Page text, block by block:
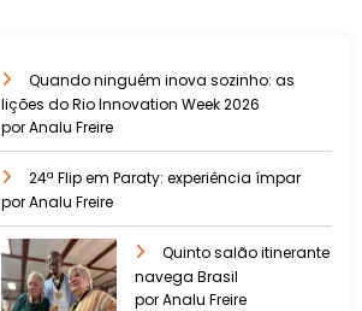
Quando ninguém inova sozinho: as
lições do Rio Innovation Week 2026
por Analu Freire
24ª Flip em Paraty: experiência ímpar
por Analu Freire
Quinto salão itinerante
navega Brasil
por Analu Freire